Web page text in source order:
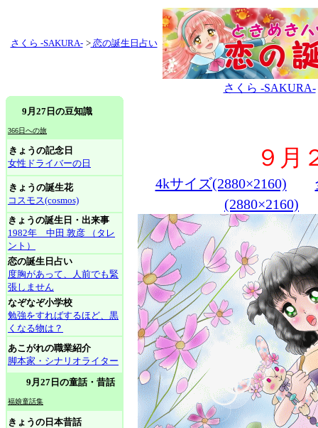
さくら -SAKURA- >恋の誕生日占い
さくら -SAKURA-
9月27日の豆知識
366日への旅
きょうの記念日
女性ドライバーの日
きょうの誕生花
コスモス(cosmos)
きょうの誕生日・出来事
1982年 中田 敦彦 （タレ
ント）
恋の誕生日占い
度胸があって、人前でも緊
張しません
なぞなぞ小学校
勉強をすればするほど、黒
くなる物は？
あこがれの職業紹介
脚本家・シナリオライター
9月27日の童話・昔話
福娘童話集
きょうの日本昔話
９月
4kサイズ(2880×2160)
(2880×2160)